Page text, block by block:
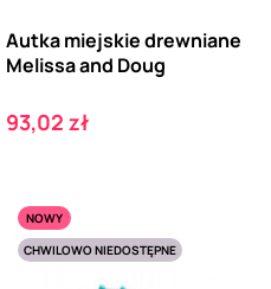
Autka miejskie drewniane
Melissa and Doug
Cena
93,02 zł
NOWY
CHWILOWO NIEDOSTĘPNE